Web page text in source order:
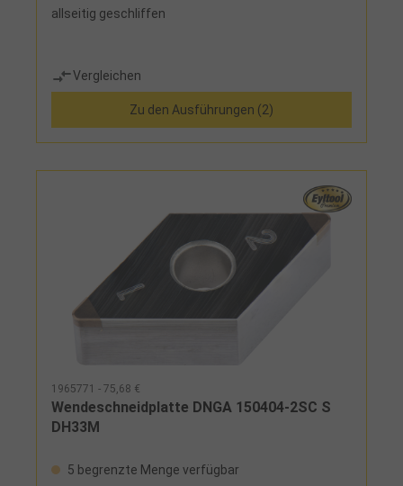
allseitig geschliffen
Vergleichen
Zu den Ausführungen (2)
1965771 - 75,68 €
Wendeschneidplatte DNGA 150404-2SC S
DH33M
5 begrenzte Menge verfügbar